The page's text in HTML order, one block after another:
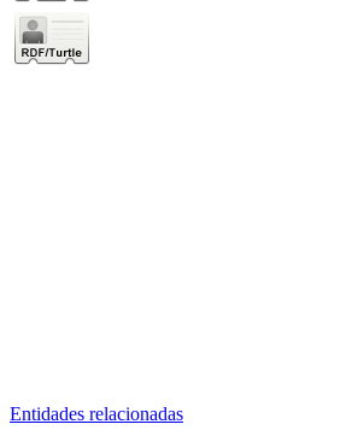
Entidades relacionadas